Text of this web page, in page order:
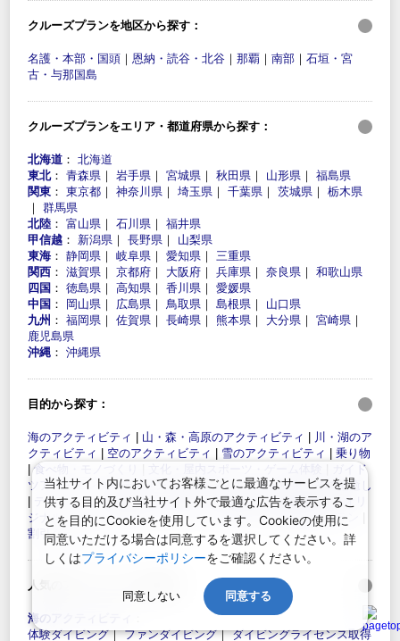
クルーズプランを地区から探す：
名護・本部・国頭 ｜ 恩納・読谷・北谷 ｜ 那覇 ｜ 南部 ｜ 石垣・宮
古・与那国島
クルーズプランをエリア・都道府県から探す：
北海道 ： 北海道
東北： 青森県 ｜ 岩手県 ｜ 宮城県 ｜ 秋田県 ｜ 山形県 ｜ 福島県
関東 ： 東京都 ｜ 神奈川県 ｜ 埼玉県 ｜ 千葉県 ｜ 茨城県 ｜ 栃木県
｜ 群馬県
北陸 ： 富山県 ｜ 石川県 ｜ 福井県
甲信越 ： 新潟県 ｜ 長野県 ｜ 山梨県
東海 ： 静岡県 ｜ 岐阜県 ｜ 愛知県 ｜ 三重県
関西 ： 滋賀県 ｜ 京都府 ｜ 大阪府 ｜ 兵庫県 ｜ 奈良県 ｜ 和歌山県
四国 ： 徳島県 ｜ 高知県 ｜ 香川県 ｜ 愛媛県
中国 ： 岡山県 ｜ 広島県 ｜ 鳥取県 ｜ 島根県 ｜ 山口県
九州 ： 福岡県 ｜ 佐賀県 ｜ 長崎県 ｜ 熊本県 ｜ 大分県 ｜ 宮崎県 ｜
鹿児島県
沖縄 ： 沖縄県
目的から探す：
海のアクティビティ 山・森・高原のアクティビティ
川・湖のア
クティビティ
空のアクティビティ 雪のアクティビティ
乗り物
|食べ物・モノづくり
ガイド
ツアー・エンターテイメント|グルメ|エステ・温泉・その他癒し
テーマパーク・博物館・美術館・入場施設|伝統文化体験| オリ
ジナルプラン|お祭り・イベント|レンタカー|団体向けプラン
割引クーポン
人気のアクティビティを探す：
海のアクティビティ
体験ダイビング｜ファンダイビング｜ダイビングライセンス取得
当社サイト内においてお客様ごとに最適なサービスを提
供する目的及び当社サイト外で最適な広告を表示するこ
とを目的にCookieを使用しています。Cookieの使用に
同意いただける場合は同意するを選択してください。詳
しくはプライバシーポリシーをご確認ください。
同意しない 同意する